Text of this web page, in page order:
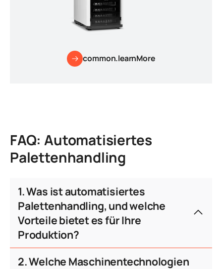
common.learnMore
FAQ: Automatisiertes
Palettenhandling
1. Was ist automatisiertes
Palettenhandling, und welche
Vorteile bietet es für Ihre
Produktion?
Automatisiertes Palettenhandling ist ein
2. Welche Maschinentechnologien